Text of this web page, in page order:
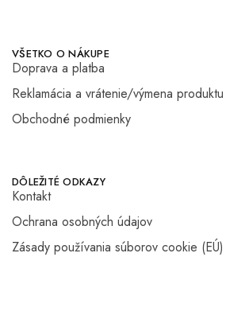
VŠETKO O NÁKUPE
Doprava a platba
Reklamácia a vrátenie/výmena produktu
Obchodné podmienky
DÔLEŽITÉ ODKAZY
Kontakt
Ochrana osobných údajov
Zásady používania súborov cookie (EÚ)